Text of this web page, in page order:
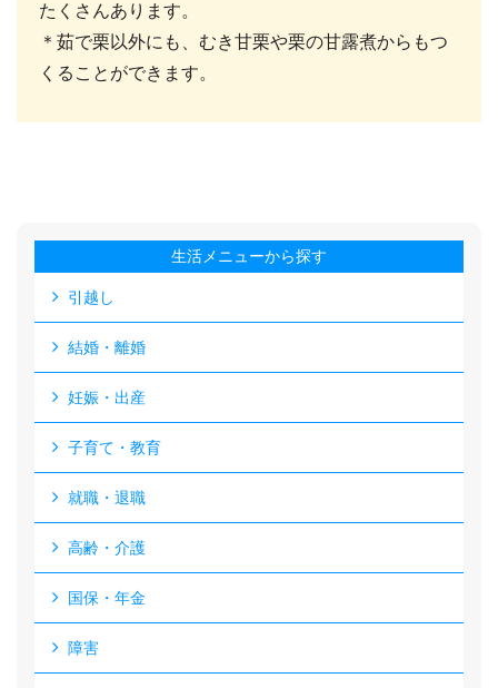
たくさんあります。
＊茹で栗以外にも、むき甘栗や栗の甘露煮からもつ
くることができます。
生活メニューから探す
引越し
結婚・離婚
妊娠・出産
子育て・教育
就職・退職
高齢・介護
国保・年金
障害